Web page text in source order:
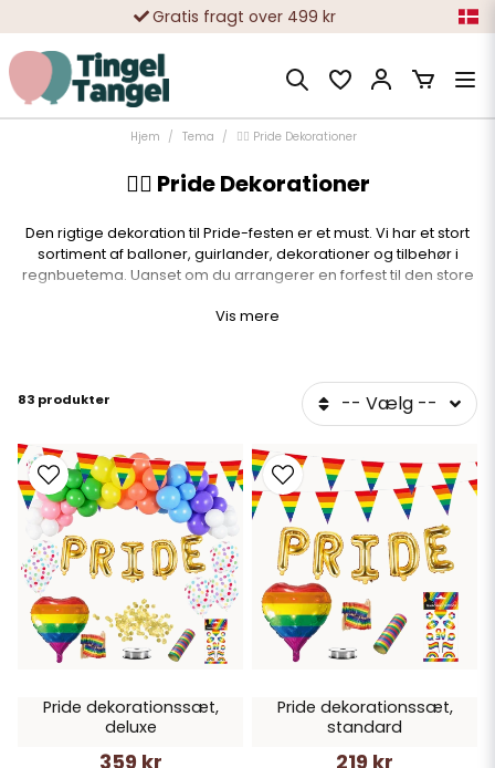
10 000-vis af tilfredse kunder
Hjem Tema 🏳️‍🌈 Pride Dekorationer
🏳️‍🌈 Pride Dekorationer
Den rigtige dekoration til Pride-festen er et must. Vi har et stort
sortiment af balloner, guirlander, dekorationer og tilbehør i
regnbuetema. Uanset om du arrangerer en forfest til den store
vi alt, hvad du skal bruge. Pride skal fejres med glæde, og
Tingeltangel er din oplagte partner i Pride-temaet.
Vis mere
83 produkter -- Vælg --
Pride dekorationssæt,
deluxe
359 kr
Pride dekorationssæt,
standard
219 kr